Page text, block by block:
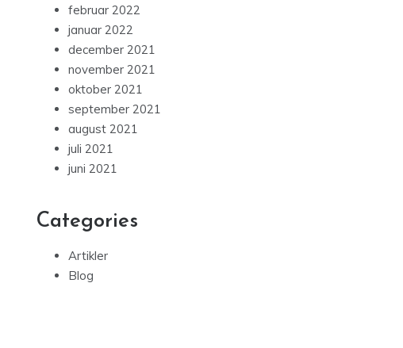
februar 2022
januar 2022
december 2021
november 2021
oktober 2021
september 2021
august 2021
juli 2021
juni 2021
Categories
Artikler
Blog